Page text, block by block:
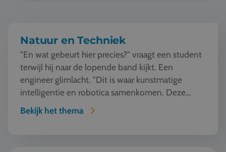
Natuur en Techniek
"En wat gebeurt hier precies?" vraagt een student
terwijl hij naar de lopende band kijkt. Een
engineer glimlacht. "Dit is waar kunstmatige
intelligentie en robotica samenkomen. Deze
machine ziet, l...
Bekijk het thema